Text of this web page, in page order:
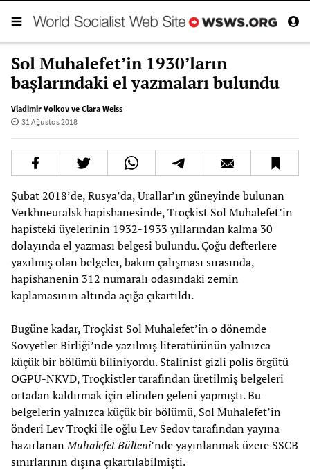
Sol Muhalefet’in 1930’ların
başlarındaki el yazmaları bulundu
Vladimir Volkov ve Clara Weiss
31 Ağustos 2018
Şubat 2018’de, Rusya’da, Urallar’ın güneyinde bulunan
Verkhneuralsk hapishanesinde, Troçkist Sol Muhalefet’in
hapisteki üyelerinin 1932-1933 yıllarından kalma 30
dolayında el yazması belgesi bulundu. Çoğu defterlere
yazılmış olan belgeler, bakım çalışması sırasında,
hapishanenin 312 numaralı odasındaki zemin
kaplamasının altında açığa çıkartıldı.
Bugüne kadar, Troçkist Sol Muhalefet’in o dönemde
Sovyetler Birliği’nde yazılmış literatürünün yalnızca
küçük bir bölümü biliniyordu. Stalinist gizli polis örgütü
OGPU-NKVD, Troçkistler tarafından üretilmiş belgeleri
ortadan kaldırmak için elinden geleni yapmıştı. Bu
belgelerin yalnızca küçük bir bölümü, Sol Muhalefet’in
önderi Lev Troçki ile oğlu Lev Sedov tarafından yayına
hazırlananMuhalefet Bülteni’nde yayınlanmak üzere SSCB
sınırlarının dışına çıkartılabilmişti.